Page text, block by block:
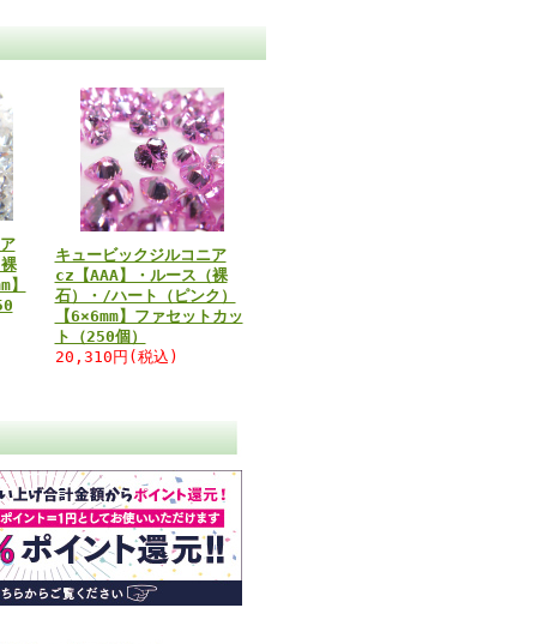
キュービックジルコニア
cz【AAA】・ルース（裸
石）・/ハート（ピンク）
【6×6mm】ファセットカッ
ト（250個）
20,310円(税込)